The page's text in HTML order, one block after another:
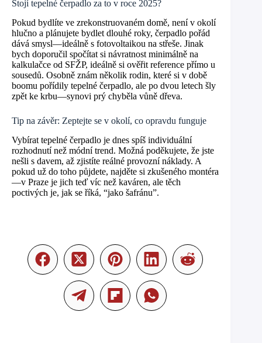
Stojí tepelné čerpadlo za to v roce 2025?
Pokud bydlíte ve zrekonstruovaném domě, není v okolí
hlučno a plánujete bydlet dlouhé roky, čerpadlo pořád
dává smysl—ideálně s fotovoltaikou na střeše. Jinak
bych doporučil spočítat si návratnost minimálně na
kalkulačce od SFŽP, ideálně si ověřit reference přímo u
sousedů. Osobně znám několik rodin, které si v době
boomu pořídily tepelné čerpadlo, ale po dvou letech šly
zpět ke krbu—synovi prý chyběla vůně dřeva.
Tip na závěr: Zeptejte se v okolí, co opravdu funguje
Vybírat tepelné čerpadlo je dnes spíš individuální
rozhodnutí než módní trend. Možná poděkujete, že jste
nešli s davem, až zjistíte reálné provozní náklady. A
pokud už do toho půjdete, najděte si zkušeného montéra
—v Praze je jich teď víc než kaváren, ale těch
poctivých je, jak se říká, “jako šafránu”.